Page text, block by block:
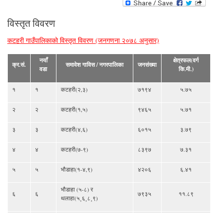
विस्तृत विवरण
कटहरी गाउँपालिकाको विस्तृत विवरण (जनगणना २०७८ अनुसार)
क्र.सं.
नयाँ
वडा
समावेश गाविस / नगरपालिका जनसंख्या
क्षेत्रफल(वर्ग
कि.मी.)
१ १ कटहरी(२,३) ७१९४ ५.७५
२ २ कटहरी(१,५) ९४६५ ५.७१
३ ३ कटहरी(४,६) ६०१५ ३.७९
४ ४ कटहरी(७-९) ८३९७ ७.३१
५ ५ भौडाहा(१-४,९) ४२०६ ६.४१
६ ६
भौडाहा (५-८) र
थलाहा(५¸६¸८¸९)
७९३५ ११.८९